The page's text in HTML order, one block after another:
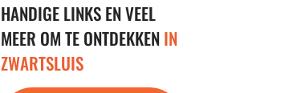
HANDIGE LINKS EN VEEL
MEER OM TE ONTDEKKENIN
ZWARTSLUIS